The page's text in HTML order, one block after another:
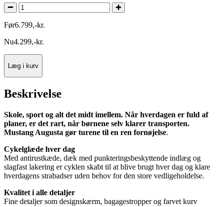
Før6.799,-kr.
Nu4.299,-kr.
Læg i kurv
Beskrivelse
Skole, sport og alt det midt imellem. Når hverdagen er fuld af
planer, er det rart, når børnene selv klarer transporten.
Mustang Augusta gør turene til en ren fornøjelse.
Cykelglæde hver dag
Med antirustkæde, dæk med punkteringsbeskyttende indlæg og
slagfast lakering er cyklen skabt til at blive brugt hver dag og klare
hverdagens strabadser uden behov for den store vedligeholdelse.
Kvalitet i alle detaljer
Fine detaljer som designskærm, bagagestropper og farvet kurv